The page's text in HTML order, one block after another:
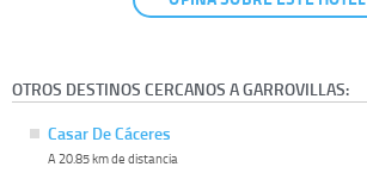
OTROS DESTINOS CERCANOS A GARROVILLAS:
Casar De Cáceres
A 20.85 km de distancia